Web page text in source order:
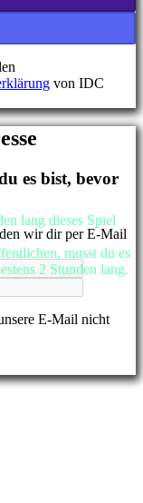
von IDC
es bist, bevor
wir dir per E-Mail
E-Mail nicht
lang dieses Spiel
musst du es
2 Stunden lang.